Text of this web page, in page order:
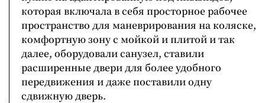
которая включала в себя просторное рабочее
пространство для маневрирования на коляске,
комфортную зону с мойкой и плитой и так
далее, оборудовали санузел, ставили
расширенные двери для более удобного
передвижения и даже поставили одну
сдвижную дверь.